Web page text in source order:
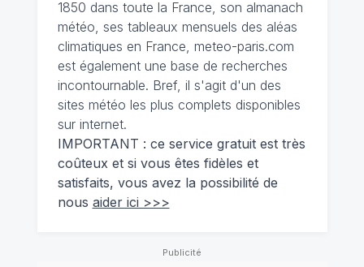
1850 dans toute la France, son almanach
météo, ses tableaux mensuels des aléas
climatiques en France, meteo-paris.com
est également une base de recherches
incontournable. Bref, il s'agit d'un des
sites météo les plus complets disponibles
sur internet.
IMPORTANT : ce service gratuit est très
coûteux et si vous êtes fidèles et
satisfaits, vous avez la possibilité de
nous aider ici >>>